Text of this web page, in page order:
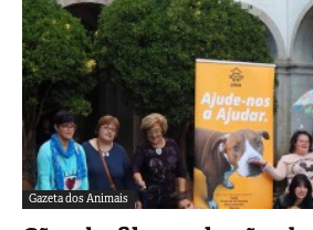
Gazeta dos Animais